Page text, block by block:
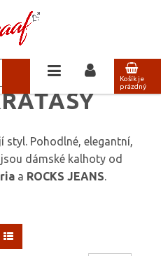
Košík je
prázdný
003
styl. Pohodlné, elegantní,
dámské kalhoty od
a ROCKS JEANS.